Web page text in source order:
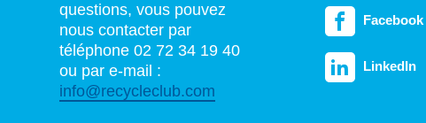
questions, vous pouvez
nous contacter par
téléphone 02 72 34 19 40
ou par e-mail :
info@recycleclub.com
Facebook
LinkedIn